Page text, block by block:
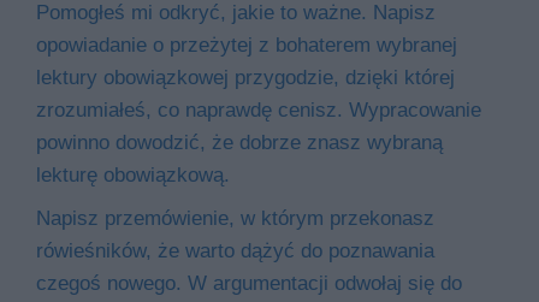
Pomogłeś mi odkryć, jakie to ważne. Napisz
opowiadanie o przeżytej z bohaterem wybranej
lektury obowiązkowej przygodzie, dzięki której
zrozumiałeś, co naprawdę cenisz. Wypracowanie
powinno dowodzić, że dobrze znasz wybraną
lekturę obowiązkową.
Napisz przemówienie, w którym przekonasz
rówieśników, że warto dążyć do poznawania
czegoś nowego. W argumentacji odwołaj się do